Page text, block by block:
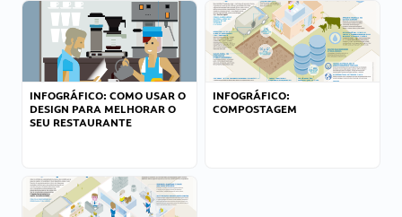
INFOGRÁFICO: COMO USAR O
DESIGN PARA MELHORAR O
SEU RESTAURANTE
INFOGRÁFICO:
COMPOSTAGEM